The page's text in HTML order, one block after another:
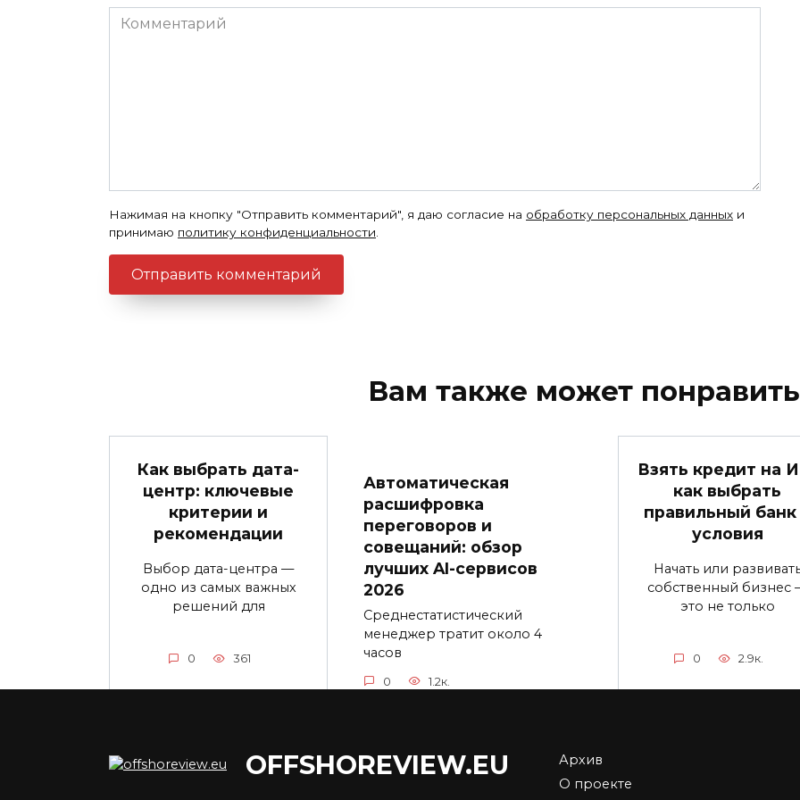
Комментарий
Нажимая на кнопку "Отправить комментарий", я даю согласие на обработку персональных данных и
принимаю политику конфиденциальности
Вам также может
Как выбрать дата-
центр: ключевые
критерии и
рекомендации
Выбор дата-центра —
одно из самых важных
решений для
0 361
Автоматическая
расшифровка
переговоров и
совещаний: обзор
лучших AI-сервисов
2026
Среднестатистический
менеджер тратит около 4
часов
0 1.2к.
Взять кредит на
как выбрать
правильный банк
условия
Начать или
собственный бизнес
это не только
0 2.9к.
Курс фунта к рублю:
Покупка недвижимости
OFFSHOREVIEW.EU
Архив
О проекте